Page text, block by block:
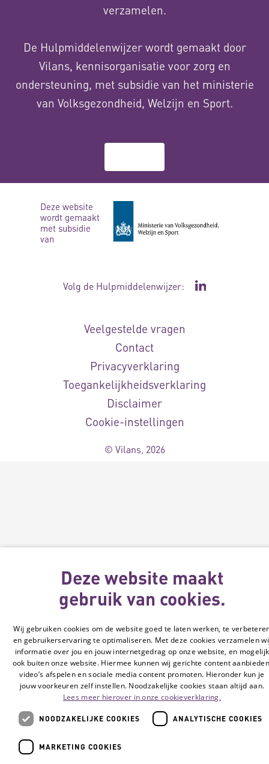
verzamelen.
De Hulpmiddelenwijzer wordt gemaakt door
Vilans, kennisorganisatie voor zorg en
ondersteuning, met subsidie van het ministerie
van Volksgezondheid, Welzijn en Sport.
Deze website
wordt gemaakt
met subsidie
van
Volg de Hulpmiddelenwijzer: Ga naar de
Veelgestelde vragen
Contact
Privacyverklaring
Toegankelijkheidsverklaring
Disclaimer
Cookie-instellingen
© Vilans, 2026
Deze website maakt
gebruik van cookies.
Wij gebruiken cookies om de website goed te laten werken, te
en gebruikerservaring te optimaliseren. Met deze cookies verzamelen
informatie over jou en jouw internetgedrag op onze website, en mogelijk
ook buiten onze website. Hiermee kunnen wij gerichte content
video’s afspelen en sociale media content promoten. Hieronder kun je
jouw voorkeuren zelf instellen. Noodzakelijke cookies staan altijd aan.
Lees meer hierover in onze cookieverklaring.
NOODZAKELIJKE COOKIES ANALYTISCHE COOKIES
MARKETING COOKIES